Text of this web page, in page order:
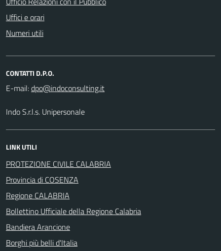
Uffici e orari
Numeri utili
CONTATTI D.P.O.
E-mail:
Indo S.r.l.s. Unipersonale
LINK UTILI
PROTEZIONE CIVILE CALABRIA
Provincia di COSENZA
Regione CALABRIA
Bollettino Ufficiale della Regione Calabria
Bandiera Arancione
Borghi più belli d'Italia